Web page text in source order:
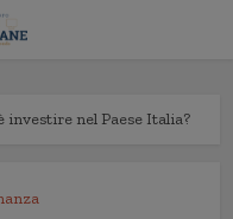
investire nel Paese Italia?